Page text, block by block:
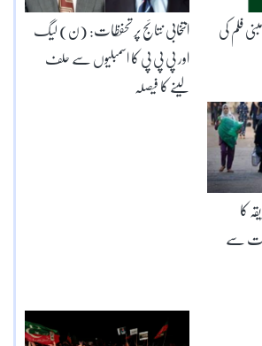
انتخابی نتائج پر تحفظات: (ن) لیگ
اور پی پی پی کا اسمبلیوں سے حلف
لینے کا فیصلہ
فلم کی
کا
سے